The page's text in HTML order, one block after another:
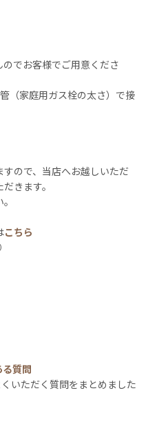
でお客様でご用意くださ
（家庭用ガス栓の太さ）で接
ので、当店へお越しいただ
きます。
こちら
質問
いただく質問をまとめました